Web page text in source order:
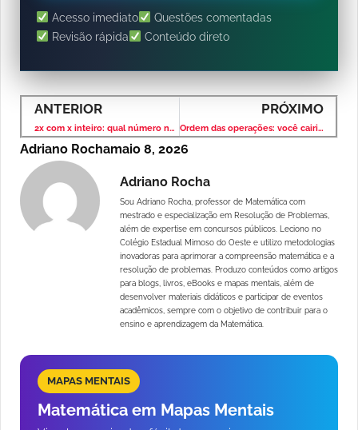
Acesso imediato
Questões comentadas
Revisão rápida
Conteúdo direto
ANTERIOR
2x com x inteiro: qual número não pode aparecer?
PRÓXIMO
Ordem das operações: você cairia nessa pegadinha?
Adriano Rochamaio 8, 2026
Adriano Rocha
Sou Adriano Rocha, professor de Matemática com
mestrado e especialização em Resolução de Problemas,
além de expertise em concursos públicos. Leciono no
Colégio Estadual Mimoso do Oeste e utilizo metodologias
inovadoras para aprimorar a compreensão matemática e a
resolução de problemas. Produzo conteúdos como artigos
para blogs, livros, eBooks e mapas mentais, além de
desenvolver materiais didáticos e participar de eventos
acadêmicos, sempre com o objetivo de contribuir para o
ensino e aprendizagem da Matemática.
MAPAS MENTAIS
Matemática em Mapas Mentais